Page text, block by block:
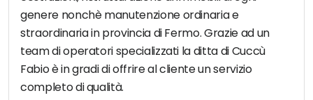
genere nonchè manutenzione ordinaria e
straordinaria in provincia di Fermo. Grazie ad un
team di operatori specializzati la ditta di Cuccù
Fabio è in gradi di offrire al cliente un servizio
completo di qualità.